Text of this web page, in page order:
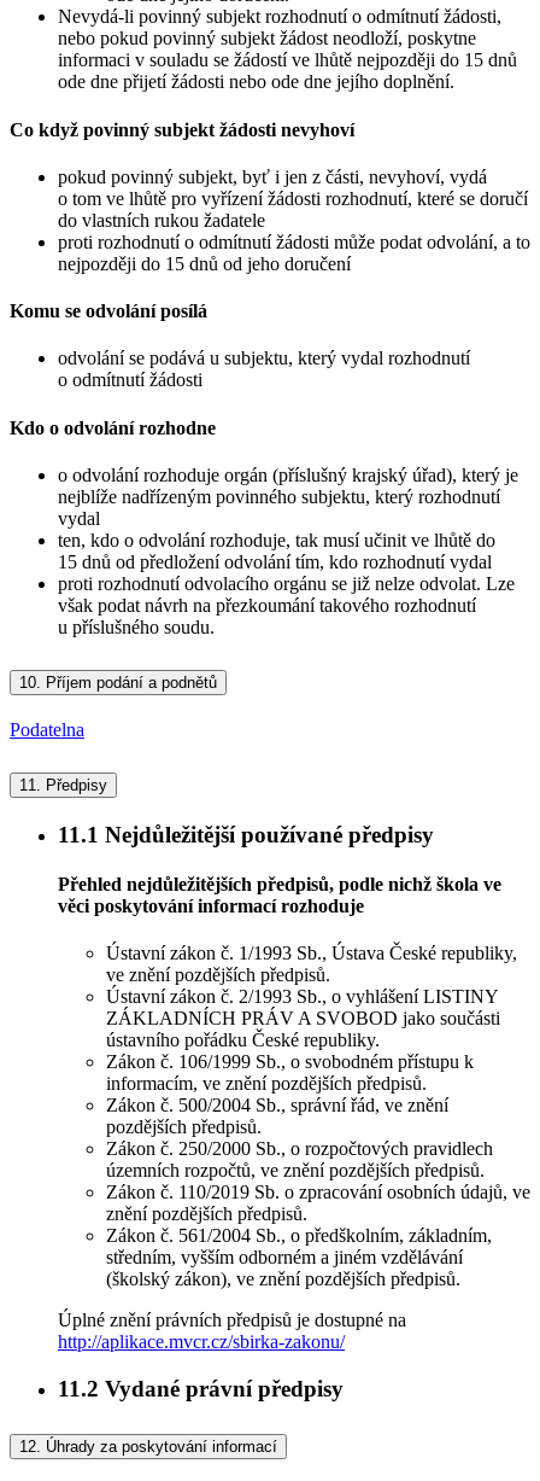
Nevydá-li povinný subjekt rozhodnutí o odmítnutí žádosti,
nebo pokud povinný subjekt žádost neodloží, poskytne
informaci v souladu se žádostí ve lhůtě nejpozději do 15 dnů
ode dne přijetí žádosti nebo ode dne jejího doplnění.
Co když povinný subjekt žádosti nevyhoví
pokud povinný subjekt, byť i jen z části, nevyhoví, vydá
o tom ve lhůtě pro vyřízení žádosti rozhodnutí, které se doručí
do vlastních rukou žadatele
proti rozhodnutí o odmítnutí žádosti může podat odvolání, a to
nejpozději do 15 dnů od jeho doručení
Komu se odvolání posílá
odvolání se podává u subjektu, který vydal rozhodnutí
o odmítnutí žádosti
Kdo o odvolání rozhodne
o odvolání rozhoduje orgán (příslušný krajský úřad), který je
nejblíže nadřízeným povinného subjektu, který rozhodnutí
vydal
ten, kdo o odvolání rozhoduje, tak musí učinit ve lhůtě do
15 dnů od předložení odvolání tím, kdo rozhodnutí vydal
proti rozhodnutí odvolacího orgánu se již nelze odvolat. Lze
však podat návrh na přezkoumání takového rozhodnutí
u příslušného soudu.
10. Příjem podání a podnětů
Podatelna
11. Předpisy
11.1 Nejdůležitější používané předpisy
Přehled nejdůležitějších předpisů, podle nichž škola ve
věci poskytování informací rozhoduje
Ústavní zákon č. 1/1993 Sb., Ústava České republiky,
ve znění pozdějších předpisů.
Ústavní zákon č. 2/1993 Sb., o vyhlášení LISTINY
ZÁKLADNÍCH PRÁV A SVOBOD jako součásti
ústavního pořádku České republiky.
Zákon č. 106/1999 Sb., o svobodném přístupu k
informacím, ve znění pozdějších předpisů.
Zákon č. 500/2004 Sb., správní řád, ve znění
pozdějších předpisů.
Zákon č. 250/2000 Sb., o rozpočtových pravidlech
územních rozpočtů, ve znění pozdějších předpisů.
Zákon č. 110/2019 Sb. o zpracování osobních údajů, ve
znění pozdějších předpisů.
Zákon č. 561/2004 Sb., o předškolním, základním,
středním, vyšším odborném a jiném vzdělávání
(školský zákon), ve znění pozdějších předpisů.
Úplné znění právních předpisů je dostupné na
http://aplikace.mvcr.cz/sbirka-zakonu/
11.2 Vydané právní předpisy
12. Úhrady za poskytování informací